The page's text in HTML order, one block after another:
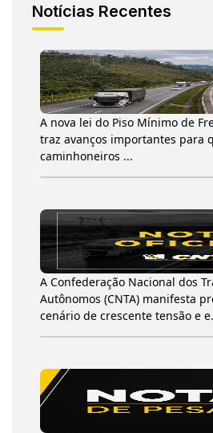
Notícias Recentes
A nova lei do Piso Mínimo de
traz avanços importantes para
caminhoneiros ...
A Confederação Nacional dos
Autônomos (CNTA) manifesta
cenário de crescente tensão e